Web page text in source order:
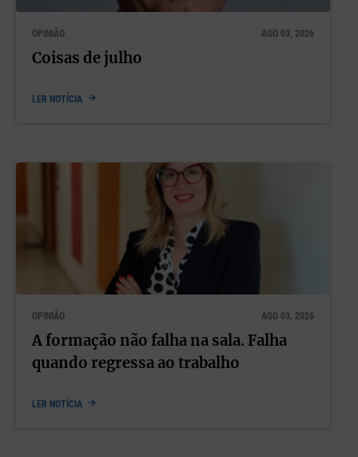
OPINIÃO AGO 03, 2026
Coisas de julho
LER NOTÍCIA
OPINIÃO AGO 03, 2026
A formação não falha na sala. Falha
quando regressa ao trabalho
LER NOTÍCIA